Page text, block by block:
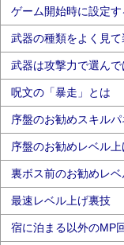
ゲーム開始時に設定
武器の種類をよく見て
武器は攻撃力で選ん
呪文の「暴走」とは
序盤のお勧めスキル
序盤のお勧めレベル
裏ボス前のお勧めレ
最速レベル上げ裏技
宿に泊まる以外のMP